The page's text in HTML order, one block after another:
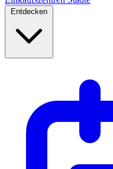
Entdecken